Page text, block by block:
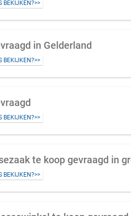
BEKIJKEN?>>
in Gelderland
BEKIJKEN?>>
BEKIJKEN?>>
te koop gevraagd in
BEKIJKEN?>>